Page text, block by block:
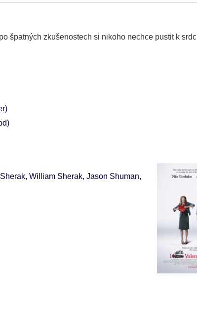
špatných zkušenostech si nikoho nechce pustit k
William Sherak, Jason Shuman,